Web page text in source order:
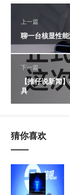
上一篇
聊一台核显性
下一篇
【推仔说新闻
具
猜你喜欢